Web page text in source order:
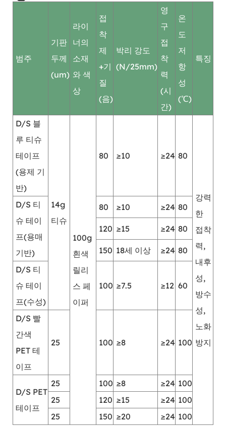
범주
기판
두께
(um)
라이
너의
소재
와 색
상
접
착
제
+기
질
(음)
박리 강도
(N/25mm)
영
구
접
착
력
(시
간)
온
도
저
항
성
(℃)
특징
D/S 블
루 티슈
테이프
(용제 기
반)
14g
티슈
100g
흰색
릴리
스 페
이퍼
80 ≥10 ≥24 80
강력
한
접착
력,
내후
성,
방수
성,
노화
방지
D/S 티
슈 테이
프(용매
기반)
80 ≥10 ≥24 80
120 ≥15 ≥24 80
150 18세 이상 ≥24 80
D/S 티
슈 테이
프(수성)
100 ≥7.5 ≥12 60
D/S 빨
간색
PET 테
이프
25 100 ≥8 ≥24 100
D/S PET
테이프
25 100 ≥8 ≥24 100
25
120 ≥15 ≥24 100
25
150 ≥20 ≥24 100